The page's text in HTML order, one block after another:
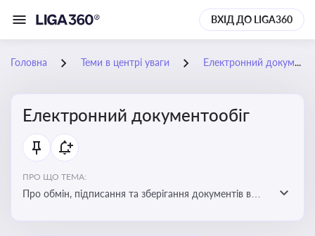
ВХІД ДО LIGA360
Головна Теми в центрі уваги Електронний документообіг
Електронний документообіг
ПРО ЩО ТЕМА:
Про обмін, підписання та зберігання документів в